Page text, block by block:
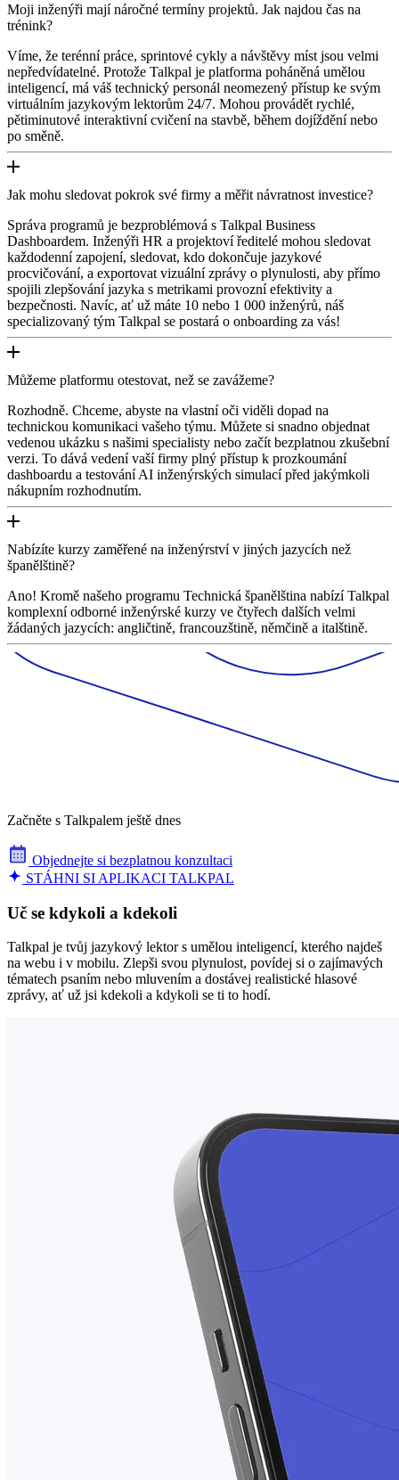
Moji inženýři mají náročné termíny projektů. Jak najdou čas na
trénink?
Víme, že terénní práce, sprintové cykly a návštěvy míst jsou velmi
nepředvídatelné. Protože Talkpal je platforma poháněná umělou
inteligencí, má váš technický personál neomezený přístup ke svým
virtuálním jazykovým lektorům 24/7. Mohou provádět rychlé,
pětiminutové interaktivní cvičení na stavbě, během dojíždění nebo
po směně.
Jak mohu sledovat pokrok své firmy a měřit návratnost investice?
Správa programů je bezproblémová s Talkpal Business
Dashboardem. Inženýři HR a projektoví ředitelé mohou sledovat
každodenní zapojení, sledovat, kdo dokončuje jazykové
procvičování, a exportovat vizuální zprávy o plynulosti, aby přímo
spojili zlepšování jazyka s metrikami provozní efektivity a
bezpečnosti. Navíc, ať už máte 10 nebo 1 000 inženýrů, náš
specializovaný tým Talkpal se postará o onboarding za vás!
Můžeme platformu otestovat, než se zavážeme?
Rozhodně. Chceme, abyste na vlastní oči viděli dopad na
technickou komunikaci vašeho týmu. Můžete si snadno objednat
vedenou ukázku s našimi specialisty nebo začít bezplatnou zkušební
verzi. To dává vedení vaší firmy plný přístup k prozkoumání
dashboardu a testování AI inženýrských simulací před jakýmkoli
nákupním rozhodnutím.
Nabízíte kurzy zaměřené na inženýrství v jiných jazycích než
španělštině?
Ano! Kromě našeho programu Technická španělština nabízí Talkpal
komplexní odborné inženýrské kurzy ve čtyřech dalších velmi
žádaných jazycích: angličtině, francouzštině, němčině a italštině.
Začněte s Talkpalem ještě dnes
Objednejte si bezplatnou konzultaci
STÁHNI SI APLIKACI TALKPAL
Uč se kdykoli a kdekoli
Talkpal je tvůj jazykový lektor s umělou inteligencí, kterého najdeš
na webu i v mobilu. Zlepši svou plynulost, povídej si o zajímavých
tématech psaním nebo mluvením a dostávej realistické hlasové
zprávy, ať už jsi kdekoli a kdykoli se ti to hodí.